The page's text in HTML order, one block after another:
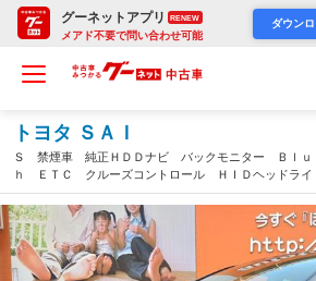
グーネットアプリ RENEW
メアド不要で問い合わせ可能
ダウン
トヨタ ＳＡＩ
Ｓ 禁煙車 純正ＨＤＤナビ バックモニター Ｂｌｕ
ｈ ＥＴＣ クルーズコントロール ＨＩＤヘッドラ
トキー プッシュスターター 電動格納ウインカーミ
６インチアルミ バイザー（愛知県）